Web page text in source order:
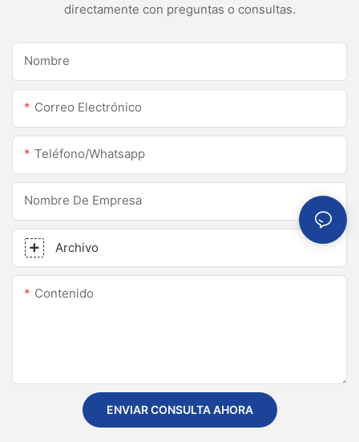
directamente con preguntas o consultas.
Nombre
Correo Electrónico
Teléfono/whatsapp
Nombre De Empresa
Archivo
Contenido
ENVIAR CONSULTA AHORA